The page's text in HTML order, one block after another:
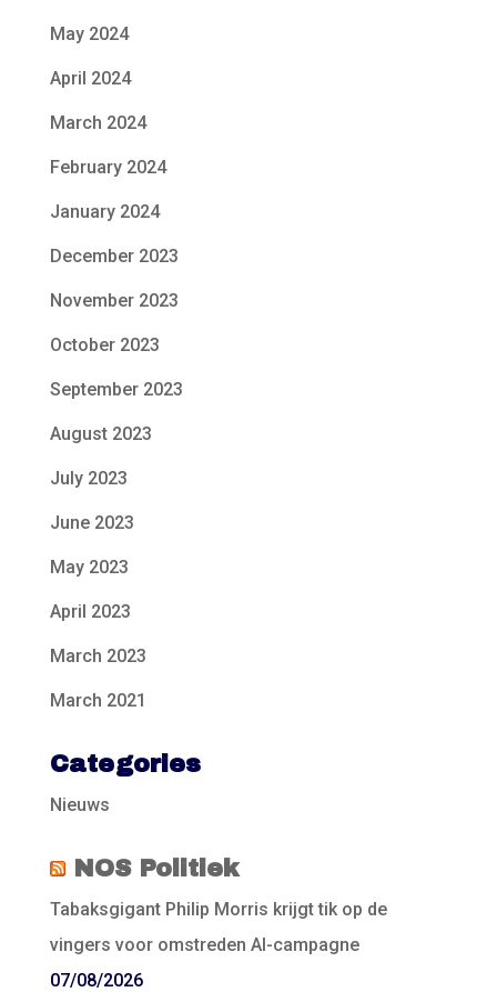
May 2024
April 2024
March 2024
February 2024
January 2024
December 2023
November 2023
October 2023
September 2023
August 2023
July 2023
June 2023
May 2023
April 2023
March 2023
March 2021
Categories
Nieuws
NOS Politiek
Tabaksgigant Philip Morris krijgt tik op de
vingers voor omstreden AI-campagne
07/08/2026